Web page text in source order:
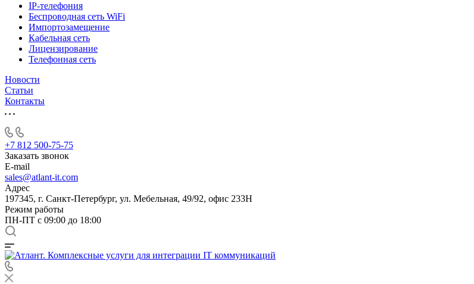
IP-телефония
Беспроводная сеть WiFi
Импортозамещение
Кабельная сеть
Лицензирование
Телефонная сеть
Новости
Статьи
Контакты
+7 812 500-75-75
Заказать звонок
E-mail
sales@atlant-it.com
Адрес
197345, г. Санкт-Петербург, ул. Мебельная, 49/92, офис 233Н
Режим работы
ПН-ПТ с 09:00 до 18:00